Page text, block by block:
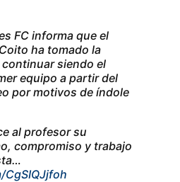
FC informa que el
ha tomado la
siendo el
equipo a partir del
por motivos de índole
al profesor su
compromiso y trabajo